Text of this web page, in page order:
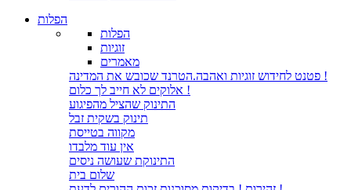
הפלות
הפלות
זוגיות
מאמרים
פטנט לחידוש זוגיות ואהבה.הטרנד שכובש את המדינה !
אלוקים לא חייב לך כלום !
התינוק שהציל מהפיגוע
תינוק בשקית זבל
מקווה בטייסת
אין עוד מלבדו
התינוקת שעושה ניסים
שלום בית